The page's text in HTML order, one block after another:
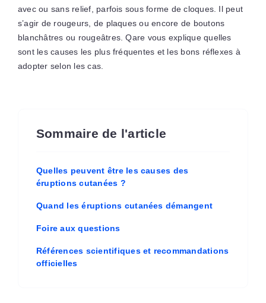
avec ou sans relief, parfois sous forme de cloques. Il peut
s’agir de rougeurs, de plaques ou encore de boutons
blanchâtres ou rougeâtres. Qare vous explique quelles
sont les causes les plus fréquentes et les bons réflexes à
adopter selon les cas.
Sommaire de l'article
Quelles peuvent être les causes des
éruptions cutanées ?
Quand les éruptions cutanées démangent
Foire aux questions
Références scientifiques et recommandations
officielles